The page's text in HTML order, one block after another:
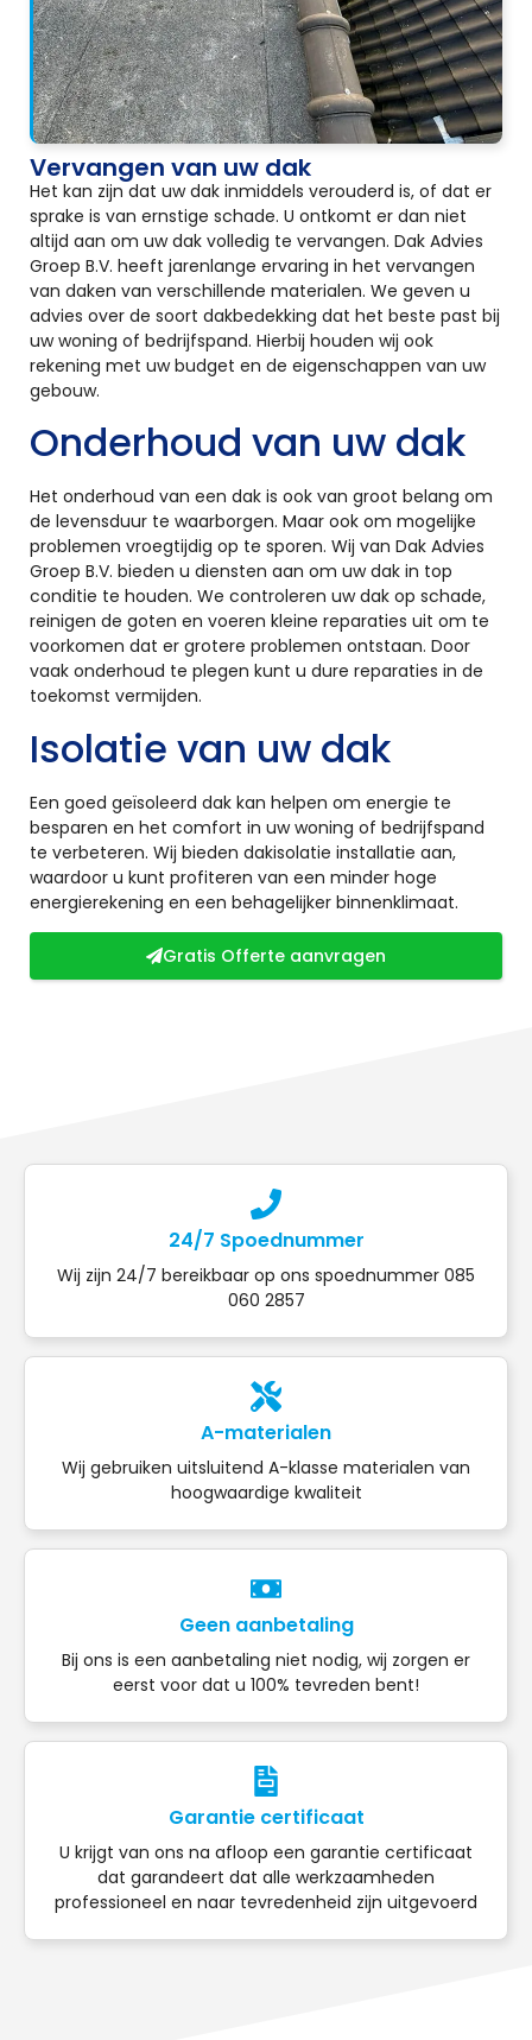
Vervangen van uw dak
Het kan zijn dat uw dak inmiddels verouderd is, of dat er
sprake is van ernstige schade. U ontkomt er dan niet
altijd aan om uw dak volledig te vervangen. Dak Advies
Groep B.V. heeft jarenlange ervaring in het vervangen
van daken van verschillende materialen. We geven u
advies over de soort dakbedekking dat het beste past bij
uw woning of bedrijfspand. Hierbij houden wij ook
rekening met uw budget en de eigenschappen van uw
gebouw.
Onderhoud van uw dak
Het onderhoud van een dak is ook van groot belang om
de levensduur te waarborgen. Maar ook om mogelijke
problemen vroegtijdig op te sporen. Wij van Dak Advies
Groep B.V. bieden u diensten aan om uw dak in top
conditie te houden. We controleren uw dak op schade,
reinigen de goten en voeren kleine reparaties uit om te
voorkomen dat er grotere problemen ontstaan. Door
vaak onderhoud te plegen kunt u dure reparaties in de
toekomst vermijden.
Isolatie van uw dak
Een goed geïsoleerd dak kan helpen om energie te
besparen en het comfort in uw woning of bedrijfspand
te verbeteren. Wij bieden dakisolatie installatie aan,
waardoor u kunt profiteren van een minder hoge
energierekening en een behagelijker binnenklimaat.
Gratis Offerte aanvragen
24/7 Spoednummer
Wij zijn 24/7 bereikbaar op ons spoednummer 085
060 2857
A-materialen
Wij gebruiken uitsluitend A-klasse materialen van
hoogwaardige kwaliteit
Geen aanbetaling
Bij ons is een aanbetaling niet nodig, wij zorgen er
eerst voor dat u 100% tevreden bent!
Garantie certificaat
U krijgt van ons na afloop een garantie certificaat
dat garandeert dat alle werkzaamheden
professioneel en naar tevredenheid zijn uitgevoerd